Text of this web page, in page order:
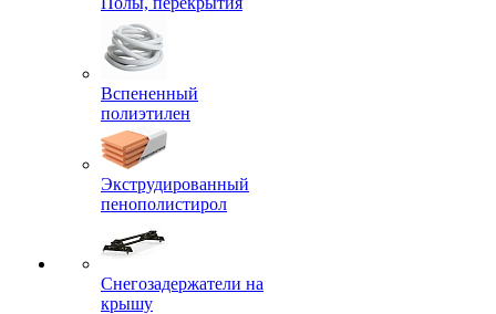
Вспененный
полиэтилен
Экструдированный
пенополистирол
Снегозадержатели на
крышу